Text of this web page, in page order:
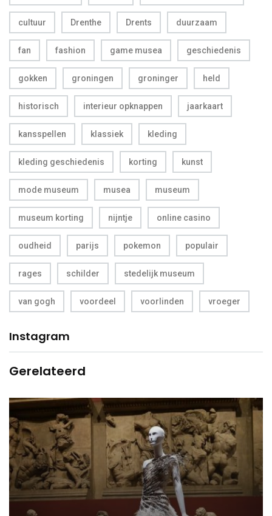
cultuur Drenthe Drents duurzaam
fan fashion game musea geschiedenis
gokken groningen groninger held
historisch interieur opknappen jaarkaart
kansspellen klassiek kleding
kleding geschiedenis korting kunst
mode museum musea museum
museum korting nijntje online casino
oudheid parijs pokemon populair
rages schilder stedelijk museum
van gogh voordeel voorlinden vroeger
Instagram
Gerelateerd